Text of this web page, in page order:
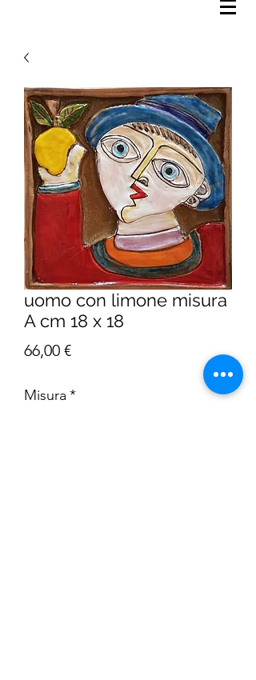
uomo con limone misura
A cm 18 x 18
66,00 €Prezzo
Misura *